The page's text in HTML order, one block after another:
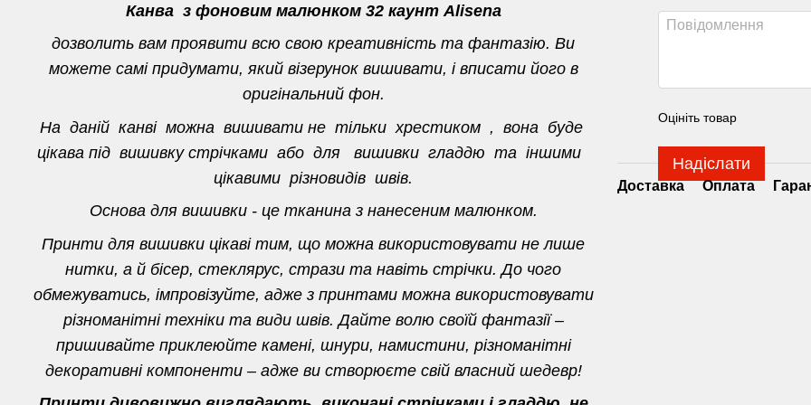
Канва з фоновим малюнком 32 каунт Alisena
дозволить вам проявити всю свою креативність та фантазію. Ви
можете самі придумати, який візерунок вишивати, і вписати його в
оригінальний фон.
На даній канві можна вишивати не тільки хрестиком , вона буде
цікава під вишивку стрічками або для вишивки гладдю та іншими
цікавими різновидів швів.
Основа для вишивки - це тканина з нанесеним малюнком.
Принти для вишивки цікаві тим, що можна використовувати не лише
нитки, а й бісер, стеклярус, стрази та навіть стрічки. До чого
обмежуватись, імпровізуйте, адже з принтами можна використовувати
різноманітні техніки та види швів. Дайте волю своїй фантазії –
пришивайте приклеюйте камені, шнури, намистини, різноманітні
декоративні компоненти – адже ви створюєте свій власний шедевр!
Оцініть товар
Надіслати
Доставка Оплата